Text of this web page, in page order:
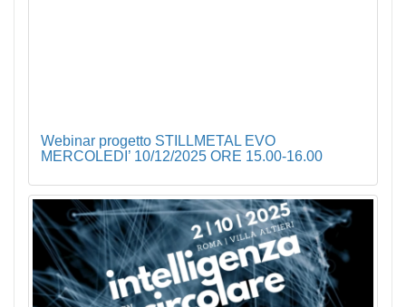
Webinar progetto STILLMETAL EVO
MERCOLEDI’ 10/12/2025 ORE 15.00-16.00